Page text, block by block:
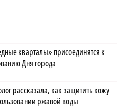
кварталы» присоединятся к
Дня города
рассказала, как защитить кожу
ржавой воды